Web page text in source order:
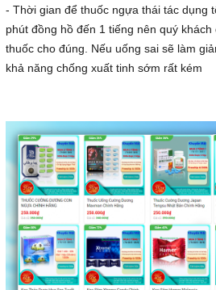
- Thời gian để thuốc ngựa thái tác dụng
phút đồng hồ đến 1 tiếng nên quý
thuốc cho đúng. Nếu uống sai sẽ làm
khả năng chống xuất tinh sớm rất kém